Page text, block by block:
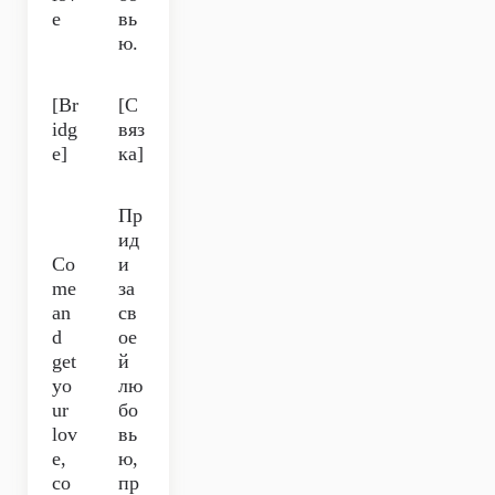
e
вь
ю.
[Br
idg
e]
[С
вяз
ка]
Co
me
an
d
get
yo
ur
lov
e,
co
Пр
ид
и
за
св
ое
й
лю
бо
вь
ю,
пр